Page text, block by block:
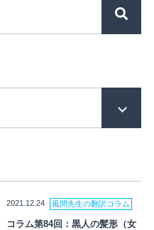
2021.12.24 風間先生の翻訳コラム
コラム第84回：黒人の髪形（女